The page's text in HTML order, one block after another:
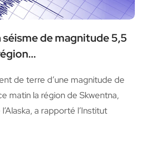
séisme de magnitude 5,5
de terre d’une magnitude de
matin la région de Skwentna,
a rapporté l’Institut